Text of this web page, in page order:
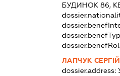
БУДИНОК 86,
ЛАПЧУК
dossier.address: